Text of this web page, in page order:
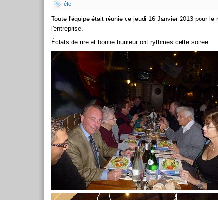
fête
Toute l'équipe était réunie ce jeudi 16 Janvier 2013 pour le
l'entreprise.
Éclats de rire et bonne humeur ont rythmés cette soirée.